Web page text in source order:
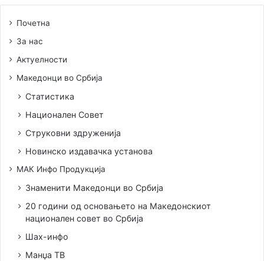
Почетна
За нас
Актуелности
Македонци во Србија
Статистика
Национален Совет
Струковни здруженија
Новинско издавачка установа
МАК Инфо Продукција
Знаменити Македонци во Србија
20 години од основањето на Македонскиот
национален совет во Србија
Шах-инфо
Манџа ТВ